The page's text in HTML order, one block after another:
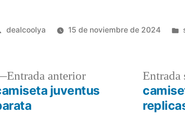
Publicado
dealcoolya 15 de noviembre de 2024
Entrada anteriorEntrada
anterior:
juventus
Entrada